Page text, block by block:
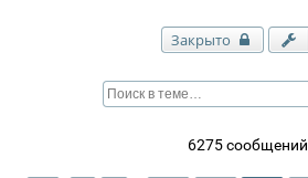
Закрыто
6275 сообщений